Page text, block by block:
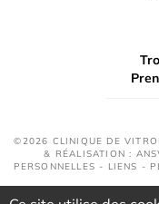
©2026 CLINIQUE DE
& RÉALISATION :
PERSONNELLES - LIENS -